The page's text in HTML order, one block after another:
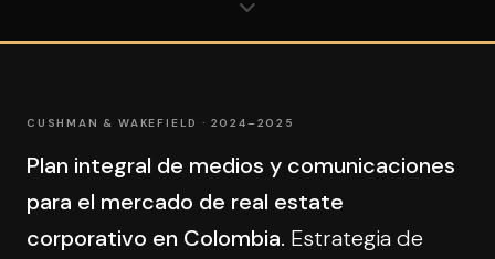
CUSHMAN & WAKEFIELD · 2024–2025
Plan integral de medios y comunicaciones
para el mercado de real estate
corporativo en Colombia. Estrategia de